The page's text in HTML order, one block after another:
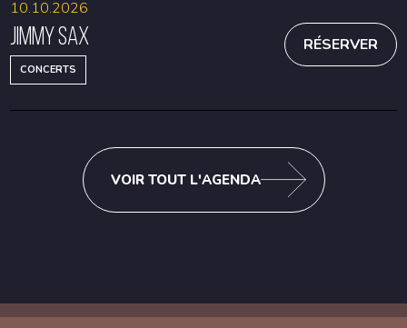
Jimmy Sax
CONCERTS
10.10.2026
RÉSERVER
VOIR TOUT L'AGENDA